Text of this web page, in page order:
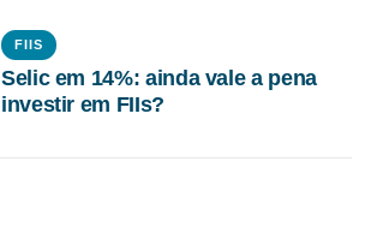
FIIS
Selic em 14%: ainda vale a pena
investir em FIIs?